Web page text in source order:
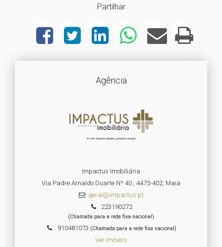
Partilhar
Agência
Impactus Imobiliária
Via Padre Arnaldo Duarte Nº 40 , 4475-402, Maia
geral@impactus.pt
223190272
(Chamada para a rede fixa nacional)
910481073 (Chamada para a rede fixa nacional)
Ver Imóveis